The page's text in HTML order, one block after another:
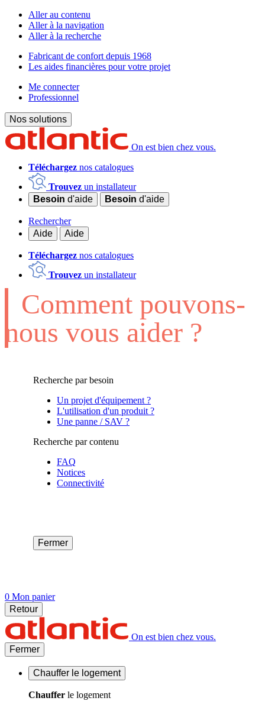
Aller au contenu
Aller à la navigation
Aller à la recherche
Fabricant de confort depuis 1968
Les aides financières pour votre projet
Me connecter
Professionnel
Nos solutions
On est bien chez vous.
Téléchargez nos catalogues
Trouvez un installateur
Besoin d'aide Besoin d'aide
Rechercher
Aide
Aide
Téléchargez nos catalogues
Trouvez un installateur
Comment pouvons-
nous vous aider ?
Recherche par besoin
Un projet d'équipement ?
L'utilisation d'un produit ?
Une panne / SAV ?
Recherche par contenu
FAQ
Notices
Connectivité
Fermer
0 Mon panier
Retour
On est bien chez vous.
Fermer
Chauffer le logement
Chauffer le logement